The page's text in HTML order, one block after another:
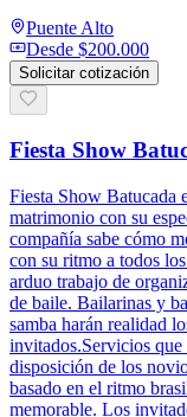
Puente Alto
Desde $200.000
Solicitar cotización
Fiesta Show
Fiesta Show Batucada
matrimonio con su
compañía sabe cómo
con su ritmo a todos
arduo trabajo de
de baile. Bailarinas y
samba harán realidad
invitados.Servicios
disposición de los
basado en el ritmo
memorable. Los